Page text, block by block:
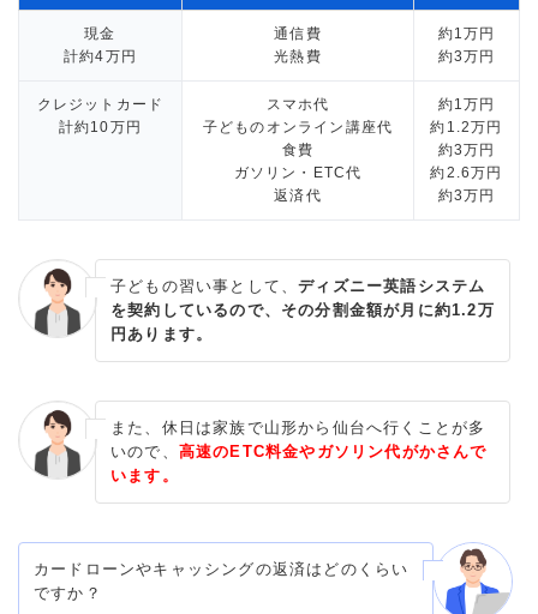
現金
計約4万円
通信費
光熱費
約1万円
約3万円
クレジットカード
計約10万円
スマホ代
子どものオンライン講座代
食費
ガソリン・ETC代
返済代
約1万円
約1.2万円
約3万円
約2.6万円
約3万円
子どもの習い事として、ディズニー英語システム
を契約しているので、その分割金額が月に約1.2万
円あります。
また、休日は家族で山形から仙台へ行くことが多
いので、 高速のETC料金やガソリン代がかさんで
います。
カードローンやキャッシングの返済はどのくらい
ですか？